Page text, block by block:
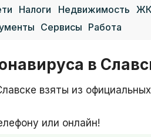
Налоги Недвижимость
Сервисы Работа
в
взяты из
или онлайн!